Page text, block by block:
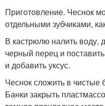
Приготовление. Чеснок
отдельными зубчиками,
В кастрюлю налить воду,
черный перец и
и добавить уксус.
Чеснок сложить в чистые
Банки закрыть